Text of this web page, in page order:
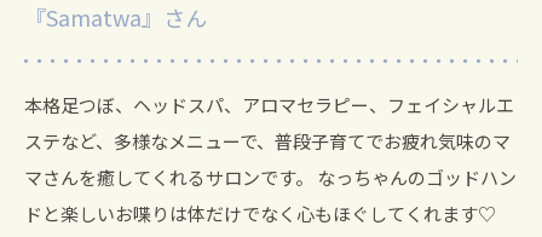
『Samatwa』さん
本格足つぼ、ヘッドスパ、アロマセラピー、フェイシャルエ
ステなど、多様なメニューで、普段子育てでお疲れ気味のマ
マさんを癒してくれるサロンです。
なっちゃんのゴッドハン
ドと楽しいお喋りは体だけでなく心もほぐしてくれます♡